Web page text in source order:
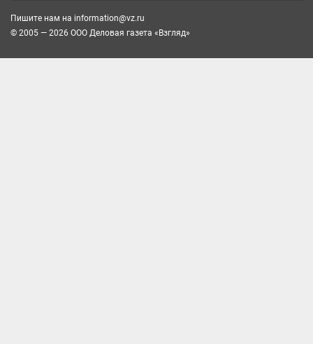
Пишите нам на information@vz.ru
© 2005 — 2026 ООО Деловая газета «Взгляд»